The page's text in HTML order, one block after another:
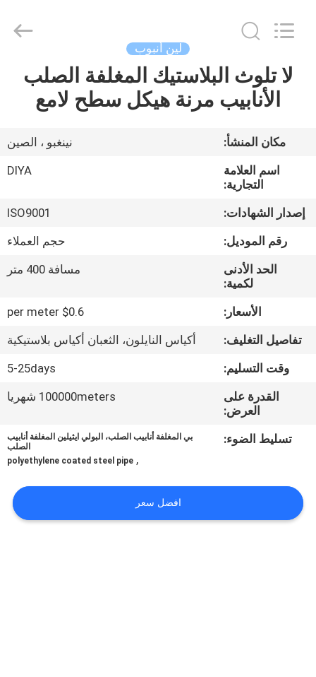
مسكن
معلومات
جولة
مراقبة
الجودة
اتصل
حالات
Reserved.
لين أنبوب
لا تلوث البلاستيك المغلفة الصلب
الأنابيب مرنة هيكل سطح لامع
مكان المنشأ:
نينغبو ، الصين
اسم العلامة
التجارية:
DIYA
إصدار الشهادات:
ISO9001
رقم الموديل:
حجم العملاء
الحد الأدنى
لكمية:
مسافة 400 متر
الأسعار:
$0.6 per meter
تفاصيل التغليف:
أكياس النايلون، الثعبان أكياس بلاستيكية
وقت التسليم:
5-25days
القدرة على
العرض:
100000meters شهريا
تسليط الضوء:
بي المغلفة أنابيب الصلب، البولي ايثيلين المغلفة أنابيب
الصلب
,
polyethylene coated steel pipe
افضل سعر